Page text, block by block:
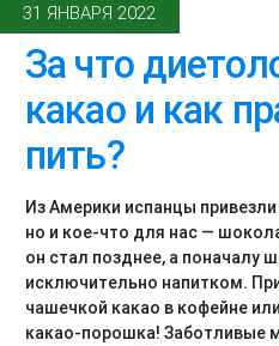
31 ЯНВАРЯ 2022
За что
какао и как
пить?
Из Америки испанцы
но и кое-что для нас —
он стал позднее, а поначалу
исключительно напитком.
чашечкой какао в кофейне
какао-порошка! Заботливые